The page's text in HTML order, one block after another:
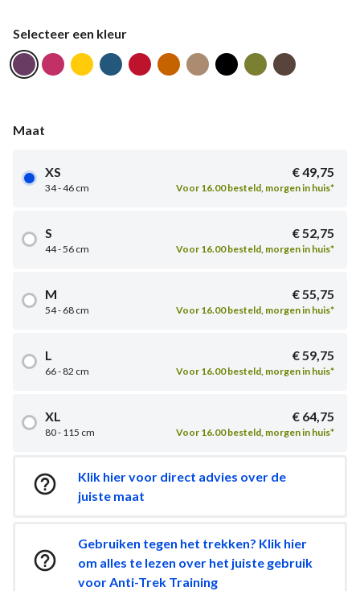
Selecteer een kleur
Maat
XS
34 - 46 cm
€ 49,75
Voor 16.00 besteld, morgen in huis*
S
44 - 56 cm
€ 52,75
Voor 16.00 besteld, morgen in huis*
M
54 - 68 cm
€ 55,75
Voor 16.00 besteld, morgen in huis*
L
66 - 82 cm
€ 59,75
Voor 16.00 besteld, morgen in huis*
XL
80 - 115 cm
€ 64,75
Voor 16.00 besteld, morgen in huis*

Klik hier voor direct advies over de
juiste maat

Gebruiken tegen het trekken? Klik hier
om alles te lezen over het juiste gebruik
voor Anti-Trek Training